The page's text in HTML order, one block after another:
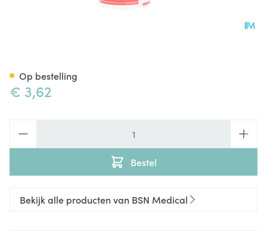
€ 3,62
Bestel
Op bestelling
Bekijk alle producten van BSN Medical